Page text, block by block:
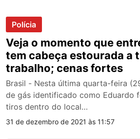
Polícia
Veja o momento que
tem cabeça estourada a
trabalho; cenas fortes
Brasil - Nesta última quarta-feira
de gás identificado como Eduardo
tiros dentro do local…
31 de dezembro de 2021 às 11:57